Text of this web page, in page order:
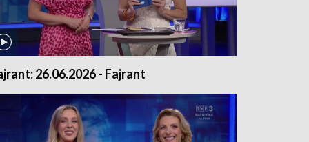
26.06.2026 - Fajrant